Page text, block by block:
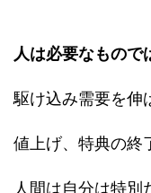
人は必要なもので
駆け込み需要を伸
値上げ、特典の終
人間は自分は特別